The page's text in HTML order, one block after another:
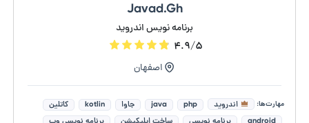
Javad.Gh
برنامه نویس اندروید
۴.۹/۵
اصفهان
مهارت‌ها: اندروید php
java جاوا kotlin
کاتلین
android
برنامه نویسی ساخت اپلیکیشن برنامه نویسی وب